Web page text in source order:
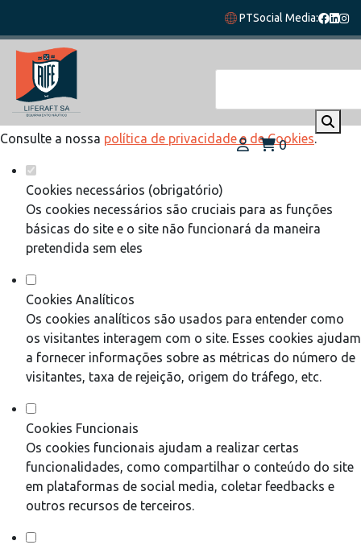
Defina as suas preferências de cookies
para este website.
Este website utiliza cookies estritamente necessários,
analíticos e funcionais, para lhe oferecer uma boa experiência
de navegação e acesso a todas as funcionalidades.
Consulte a nossa política de privacidade e de Cookies.
Cookies necessários (obrigatório)
Os cookies necessários são cruciais para as funções
básicas do site e o site não funcionará da maneira
pretendida sem eles
Cookies Analíticos
Os cookies analíticos são usados para entender como
os visitantes interagem com o site. Esses cookies ajudam
a fornecer informações sobre as métricas do número de
visitantes, taxa de rejeição, origem do tráfego, etc.
Cookies Funcionais
Os cookies funcionais ajudam a realizar certas
funcionalidades, como compartilhar o conteúdo do site
em plataformas de social media, coletar feedbacks e
outros recursos de terceiros.
PTSocial Media:
0